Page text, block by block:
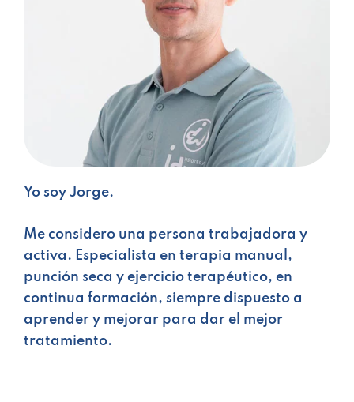
Yo soy Jorge.
Me considero una persona trabajadora y
activa. Especialista en terapia manual,
punción seca y ejercicio terapéutico, en
continua formación, siempre dispuesto a
aprender y mejorar para dar el mejor
tratamiento.